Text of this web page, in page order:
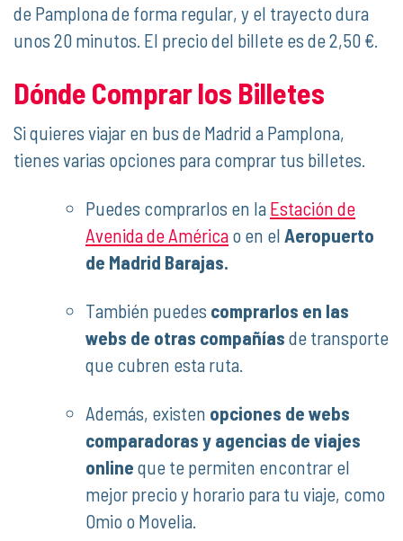
de Pamplona de forma regular, y el trayecto dura
unos 20 minutos. El precio del billete es de 2,50 €.
Dónde Comprar los Billetes
Si quieres viajar en bus de Madrid a Pamplona,
tienes varias opciones para comprar tus billetes.
Puedes comprarlos en la Estación de
Avenida de América o en el Aeropuerto
de Madrid Barajas.
También puedes comprarlos en las
webs de otras compañías de transporte
que cubren esta ruta.
Además, existen opciones de webs
comparadoras y agencias de viajes
online que te permiten encontrar el
mejor precio y horario para tu viaje, como
Omio o Movelia.